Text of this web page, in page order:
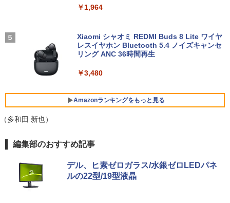
【中古】【極軽極薄】東芝 dynabook G
83 13.3型FHD(1920x1080)液晶 第11世
代Core i5/ 16GB / SSD256GB / Webカ
N Bluetooth / Win11 Pro搭載 /Office 20
24 H&B / Aランク
￥37,400
ール office付き windows11 マウスセッ
モリ16GB SSD512GB/1TB 安い 格安 ラ
ップトップ
Pixio PX279 Wave ゲーミングモニター
ルー ピンク FHD かわいい 水色 ゲーム部
￥15,800
全巻) 全巻セット
￥1,964
Xiaomi シャオミ REDMI Buds 8 Lite ワイヤ
レスイヤホン Bluetooth 5.4 ノイズキャンセ
リング ANC 36時間再生
￥3,480
Amazonランキングをもっと見る
BRUCE WAYNE feat. Flo Milli, ATL Jacob
[Explicit]
￥250
【Amazon.co.jp限定】 い・ろ・は・す 2L P
ET ラベルレス ×8本
￥1,112
薬屋のひとりごと 17巻 (デジタル版ビッグガ
ンガンコミックス)
￥770
（多和田 新也）
編集部のおすすめ記事
デル、ヒ素ゼロガラス/水銀ゼロLEDパネ
ルの22型/19型液晶